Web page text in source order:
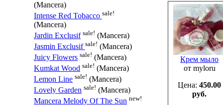
(Mancera)
Intense Red Tobacco sale!
(Mancera)
Jardin Exclusif sale! (Mancera)
Jasmin Exclusif sale! (Mancera)
Juicy Flowers sale! (Mancera)
Kumkat Wood sale! (Mancera)
Lemon Line sale! (Mancera)
Lovely Garden sale! (Mancera)
Mancera Melody Of The Sun new!
Крем мыло
от myloru
Цена: 450.00
руб.